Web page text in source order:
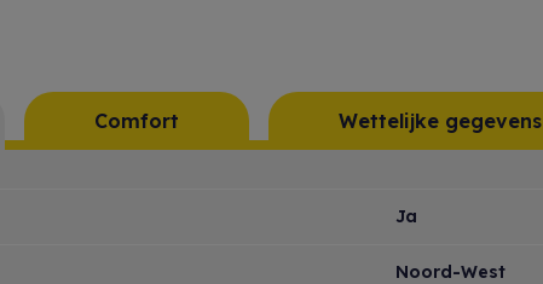
Comfort Wettelijke gegevens
Ja
Noord-West